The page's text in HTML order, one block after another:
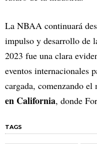
La NBAA continuará
impulso y desarrollo de
2023 fue una clara
eventos internacionales
cargada, comenzando el
en California, donde
TAGS